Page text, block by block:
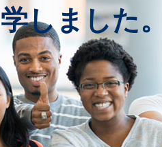
しました。